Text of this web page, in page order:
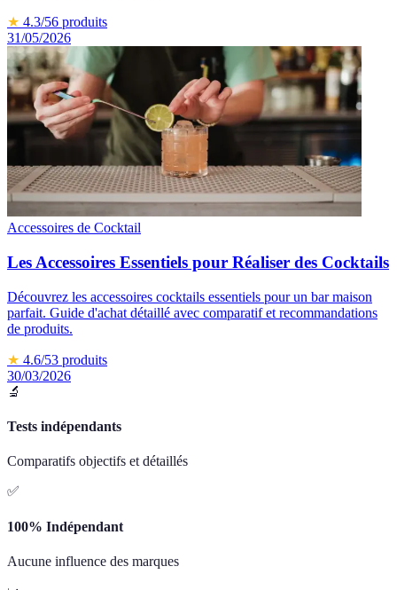
★ 4.3/56 produits
31/05/2026
Accessoires de Cocktail
Les Accessoires Essentiels pour Réaliser des Cocktails
Découvrez les accessoires cocktails essentiels pour un bar maison
parfait. Guide d'achat détaillé avec comparatif et recommandations
de produits.
★ 4.6/53 produits
30/03/2026
🔬
Tests indépendants
Comparatifs objectifs et détaillés
✅
100% Indépendant
Aucune influence des marques